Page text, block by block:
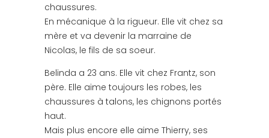
chaussures.
En mécanique à la rigueur. Elle vit chez sa
mère et va devenir la marraine de
Nicolas, le fils de sa soeur.
Belinda a 23 ans. Elle vit chez Frantz, son
père. Elle aime toujours les robes, les
chaussures à talons, les chignons portés
haut.
Mais plus encore elle aime Thierry, ses